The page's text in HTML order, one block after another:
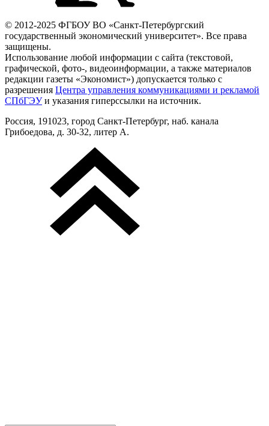
© 2012-2025 ФГБОУ ВО «Санкт-Петербургский
государственный экономический университет». Все права
защищены.
Использование любой информации с сайта (текстовой,
графической, фото-, видеоинформации, а также материалов
редакции газеты «Экономист») допускается только с
разрешения Центра управления коммуникациями и рекламой
СПбГЭУи указания гиперссылки на источник.
Россия, 191023, город Санкт-Петербург, наб. канала
Грибоедова, д. 30-32, литер А.